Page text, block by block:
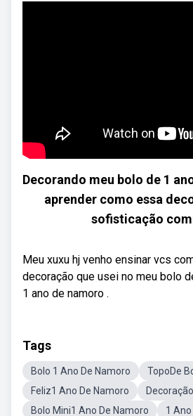
Decorando meu bolo de 1
aprender como essa
sofisticação
Meu xuxu hj venho ensinar vcs
decoração que usei no meu bolo
1 ano de namoro .
Tags
Bolo 1 Ano De Namoro
TopoDe
Feliz1 Ano De Namoro
Bolo Mini1 Ano De Namoro
1